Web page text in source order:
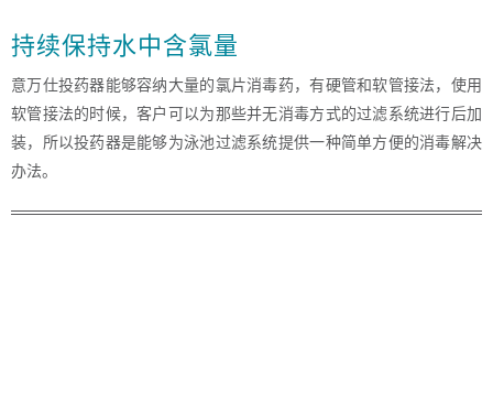
持续保持水中含氯量
意万仕投药器能够容纳大量的氯片消毒药，有硬管和软管接法，使用
软管接法的时候，客户可以为那些并无消毒方式的过滤系统进行后加
装，所以投药器是能够为泳池过滤系统提供一种简单方便的消毒解决
办法。